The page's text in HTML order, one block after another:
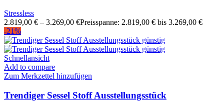
Stressless
2.819,00 € – 3.269,00 €Preisspanne: 2.819,00 € bis 3.269,00 €
-21%
Schnellansicht
Add to compare
Zum Merkzettel hinzufügen
Trendiger Sessel Stoff Ausstellungsstück